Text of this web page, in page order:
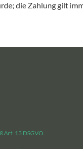
die Zahlung gilt
Art. 13 DSGVO